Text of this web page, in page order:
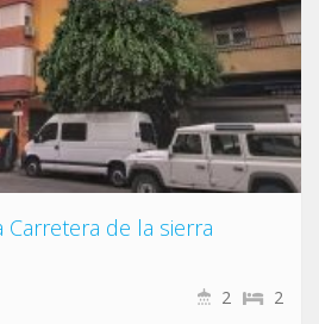
Carretera de la sierra
2
2